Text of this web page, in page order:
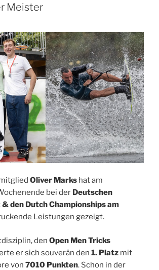
Meister
Oliver Marks hat am
bei der Deutschen
den Dutch Championships am
Leistungen gezeigt.
den Open Men Tricks
er sich souverän den 1. Platz mit
von 7010 Punkten. Schon in der